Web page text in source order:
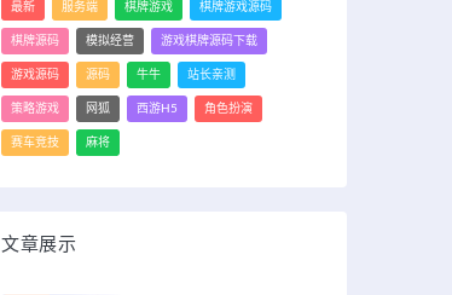
最新 服务端 棋牌游戏 棋牌游戏源码
棋牌源码 模拟经营 游戏棋牌源码下载
游戏源码 源码 牛牛 站长亲测
策略游戏 网狐 西游H5 角色扮演
赛车竞技 麻将
文章展示